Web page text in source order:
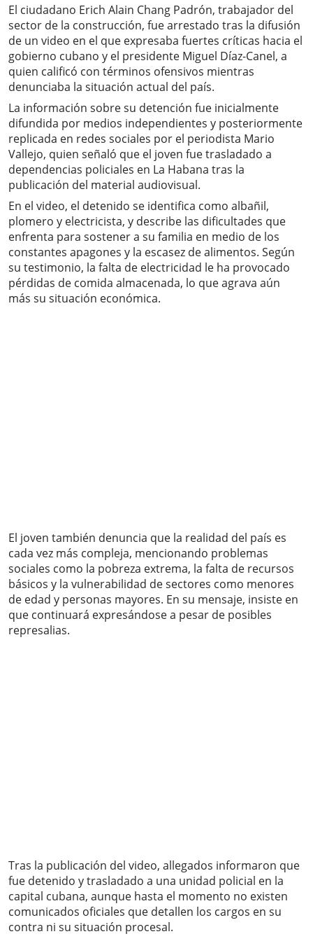
El ciudadano Erich Alain Chang Padrón, trabajador del
sector de la construcción, fue arrestado tras la difusión
de un video en el que expresaba fuertes críticas hacia el
gobierno cubano y el presidente Miguel Díaz-Canel, a
quien calificó con términos ofensivos mientras
denunciaba la situación actual del país.
La información sobre su detención fue inicialmente
difundida por medios independientes y posteriormente
replicada en redes sociales por el periodista Mario
Vallejo, quien señaló que el joven fue trasladado a
dependencias policiales en La Habana tras la
publicación del material audiovisual.
En el video, el detenido se identifica como albañil,
plomero y electricista, y describe las dificultades que
enfrenta para sostener a su familia en medio de los
constantes apagones y la escasez de alimentos. Según
su testimonio, la falta de electricidad le ha provocado
pérdidas de comida almacenada, lo que agrava aún
más su situación económica.
El joven también denuncia que la realidad del país es
cada vez más compleja, mencionando problemas
sociales como la pobreza extrema, la falta de recursos
básicos y la vulnerabilidad de sectores como menores
de edad y personas mayores. En su mensaje, insiste en
que continuará expresándose a pesar de posibles
represalias.
Tras la publicación del video, allegados informaron que
fue detenido y trasladado a una unidad policial en la
capital cubana, aunque hasta el momento no existen
comunicados oficiales que detallen los cargos en su
contra ni su situación procesal.